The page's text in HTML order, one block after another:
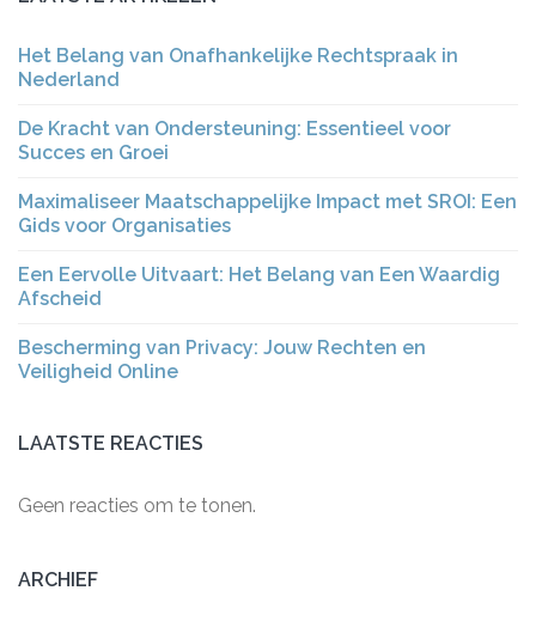
Het Belang van Onafhankelijke Rechtspraak in
Nederland
De Kracht van Ondersteuning: Essentieel voor
Succes en Groei
Maximaliseer Maatschappelijke Impact met SROI: Een
Gids voor Organisaties
Een Eervolle Uitvaart: Het Belang van Een Waardig
Afscheid
Bescherming van Privacy: Jouw Rechten en
Veiligheid Online
LAATSTE REACTIES
Geen reacties om te tonen.
ARCHIEF